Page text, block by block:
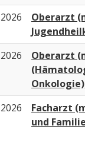
Oberarzt
Oberarzt
Onkologie)
Facharzt
und